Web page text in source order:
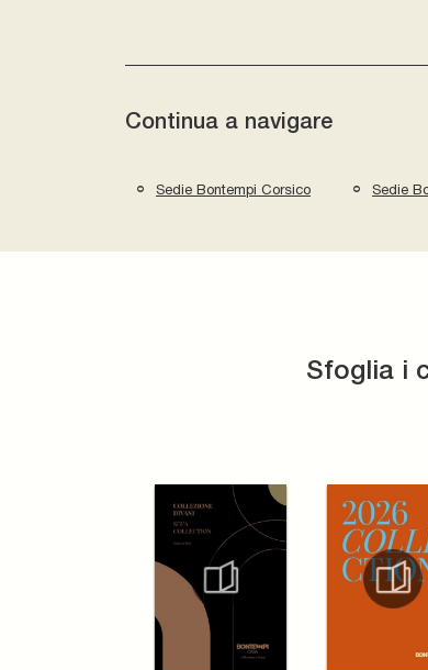
Continua a navigare
Sedie Bontempi Corsico Sedie
Sfoglia i